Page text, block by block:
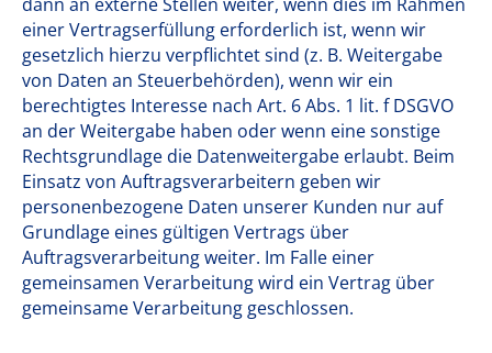
einer Vertragserfüllung erforderlich ist, wenn wir
gesetzlich hierzu verpflichtet sind (z. B. Weitergabe
von Daten an Steuerbehörden), wenn wir ein
berechtigtes Interesse nach Art. 6 Abs. 1 lit. f DSGVO
an der Weitergabe haben oder wenn eine sonstige
Rechtsgrundlage die Datenweitergabe erlaubt. Beim
Einsatz von Auftragsverarbeitern geben wir
personenbezogene Daten unserer Kunden nur auf
Grundlage eines gültigen Vertrags über
Auftragsverarbeitung weiter. Im Falle einer
gemeinsamen Verarbeitung wird ein Vertrag über
gemeinsame Verarbeitung geschlossen.